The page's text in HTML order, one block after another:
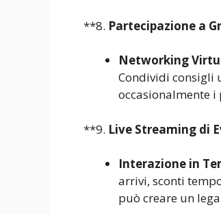
**8. Partecipazione a
Networking
Condividi consigli
occasionalmente
**9. Live Streaming di
Interazione in
arrivi, sconti
può creare un